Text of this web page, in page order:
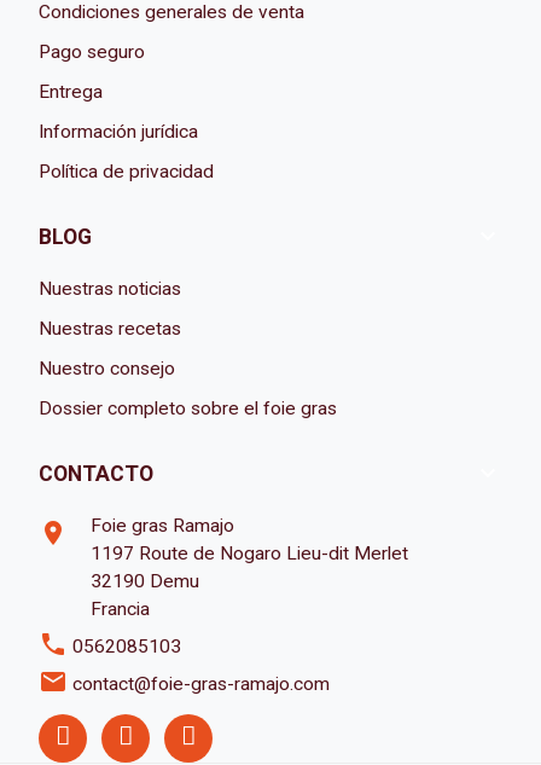
Condiciones generales de venta
Pago seguro
Entrega
Información jurídica
Política de privacidad
BLOG
Nuestras noticias
Nuestras recetas
Nuestro consejo
Dossier completo sobre el foie gras
CONTACTO
room
Foie gras Ramajo
1197 Route de Nogaro Lieu-dit Merlet
32190 Demu
Francia
phone 0562085103
email contact@foie-gras-ramajo.com